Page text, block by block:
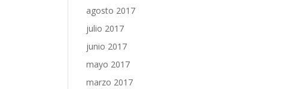
agosto 2017
julio 2017
junio 2017
mayo 2017
marzo 2017